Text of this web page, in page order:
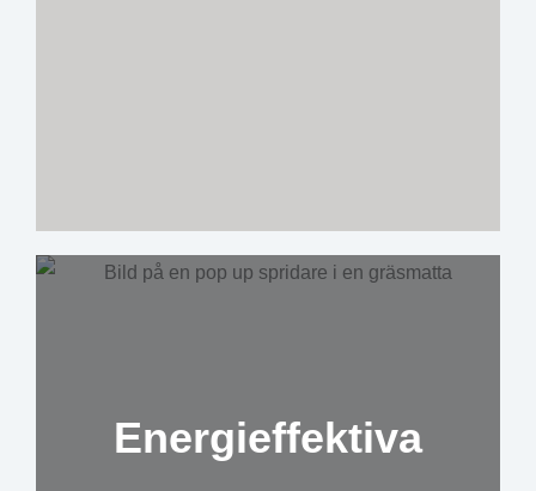
Energieffektiva